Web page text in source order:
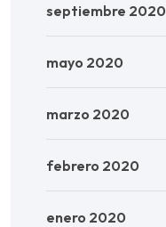
septiembre 2020
mayo 2020
marzo 2020
febrero 2020
enero 2020